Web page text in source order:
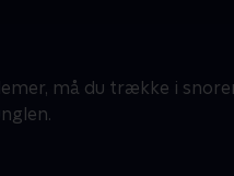
må du trække i